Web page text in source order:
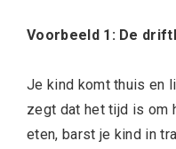
Voorbeeld 1: De
Je kind komt thuis en
zegt dat het tijd is om
eten, barst je kind in